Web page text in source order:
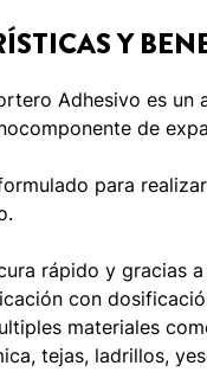
Y
Adhesivo es un
de
para
rápido y gracias
con
materiales
tejas, ladrillos,